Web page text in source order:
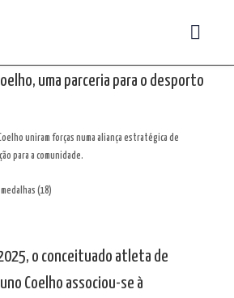
uma parceria para o desporto
uniram forças numa aliança estratégica de
para a comunidade.
o conceituado atleta de
Coelho associou-se à